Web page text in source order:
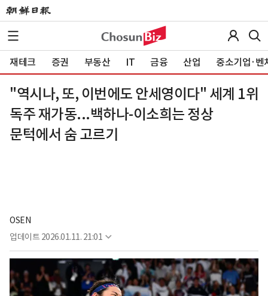
재테크 증권 부동산 IT 금융 산업 중소기업·벤
"역시나, 또, 이번에도 안세영이다" 세계 1위
독주 재가동...백하나-이소희는 정상
문턱에서 숨 고르기
OSEN
업데이트 2026.01.11. 21:01